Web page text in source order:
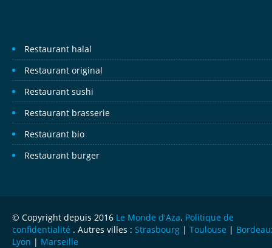
Restaurant halal
Restaurant original
Restaurant sushi
Restaurant brasserie
Restaurant bio
Restaurant burger
© Copyright depuis 2016 Le Monde d'Aza. Politique de
confidentialité . Autres villes : Strasbourg | Toulouse |
Lyon | Marseille